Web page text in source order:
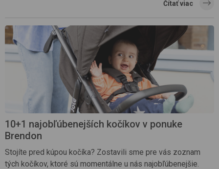
Čítať viac
10+1 najobľúbenejších kočíkov v ponuke
Brendon
Stojíte pred kúpou kočíka? Zostavili sme pre vás zoznam
tých kočíkov, ktoré sú momentálne u nás najobľúbenejšie.